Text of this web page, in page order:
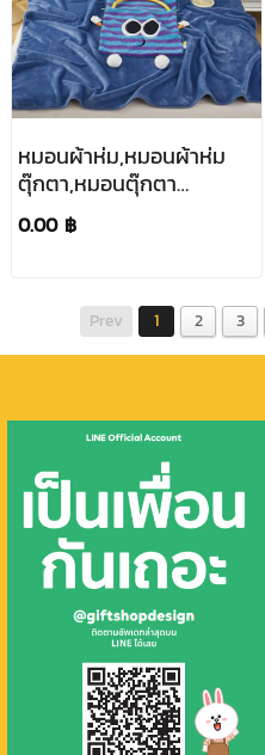
หมอนผ้าห่ม,หมอนผ้าห่ม
ตุ๊กตา,หมอนตุ๊กตา
ผ้าห่ม,ขนาด40*40cm,ขนาด
0.00 ฿
Prev 1 2 3